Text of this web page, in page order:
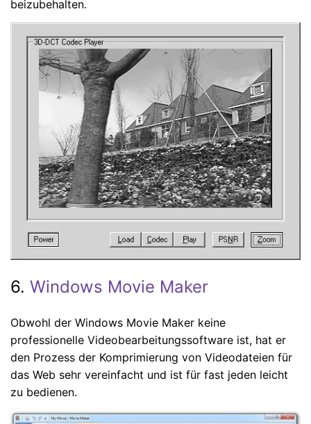
beizubehalten.
6. Windows Movie Maker
Obwohl der Windows Movie Maker keine
professionelle Videobearbeitungssoftware ist, hat er
den Prozess der Komprimierung von Videodateien für
das Web sehr vereinfacht und ist für fast jeden leicht
zu bedienen.